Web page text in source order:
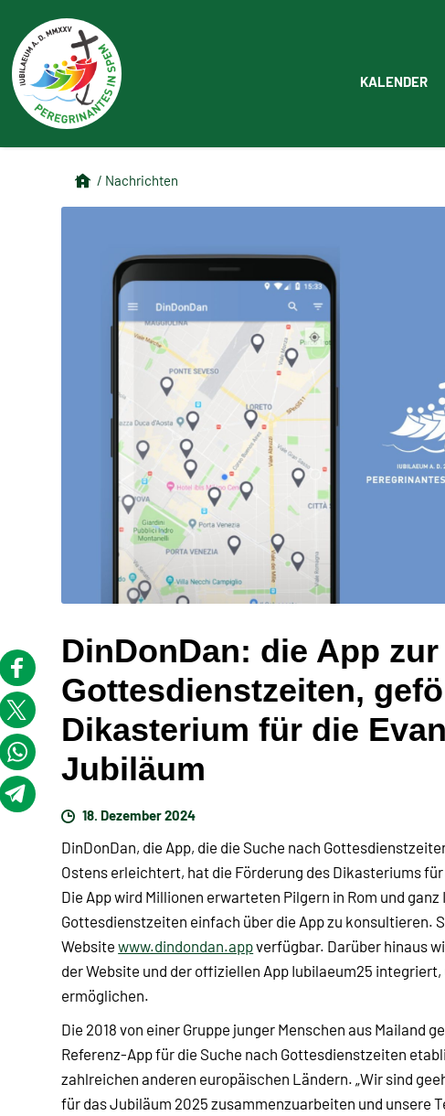
KALENDER
/ Nachrichten
DinDonDan: die App
Gottesdienstzeiten,
Dikasterium für die
Jubiläum
18. Dezember 2024
DinDonDan, die App, die die Suche nach
Ostens erleichtert, hat die Förderung des Dikasteriums
Die App wird Millionen erwarteten Pilgern in Rom und
Gottesdienstzeiten einfach über die App zu konsultieren.
Websitewww.dindondan.appverfügbar. Darüber hinaus
der Website und der offiziellen App Iubilaeum25
ermöglichen.
Die 2018 von einer Gruppe junger Menschen aus Mailand
Referenz-App für die Suche nach Gottesdienstzeiten
zahlreichen anderen europäischen Ländern. „Wir sind
für das Jubiläum 2025 zusammenzuarbeiten und unsere